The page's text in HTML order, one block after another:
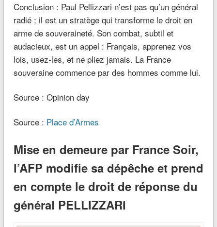
Conclusion : Paul Pellizzari n’est pas qu’un général
radié ; il est un stratège qui transforme le droit en
arme de souveraineté. Son combat, subtil et
audacieux, est un appel : Français, apprenez vos
lois, usez-les, et ne pliez jamais. La France
souveraine commence par des hommes comme lui.
Source : Opinion day
Source : Place d’Armes
Mise en demeure par France Soir,
l’AFP modifie sa dépêche et prend
en compte le droit de réponse du
général PELLIZZARI